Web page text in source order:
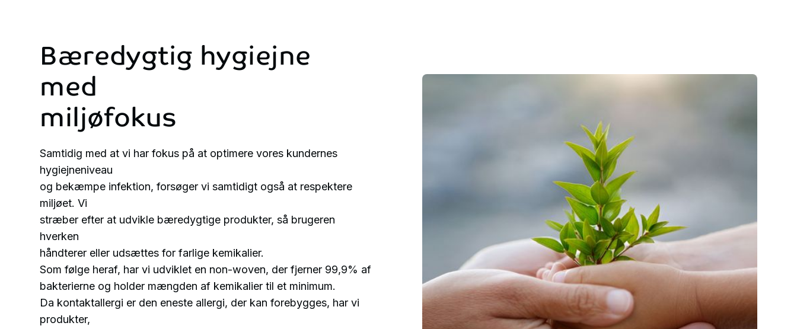
Bæredygtig hygiejne
med
miljøfokus
Samtidig med at vi har fokus på at optimere vores kundernes
hygiejneniveau
og bekæmpe infektion, forsøger vi samtidigt også at respektere
miljøet. Vi
stræber efter at udvikle bæredygtige produkter, så brugeren
hverken
håndterer eller udsættes for farlige kemikalier.
Som følge heraf, har vi udviklet en non-woven, der fjerner 99,9% af
bakterierne og holder mængden af kemikalier til et minimum.
Da kontaktallergi er den eneste allergi, der kan forebygges, har vi
produkter,